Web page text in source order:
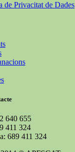
de Privacitat de Dades
640 655
411 324
689 411 324